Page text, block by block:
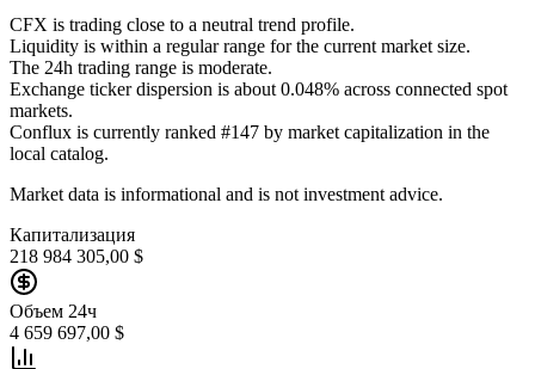
CFX is trading close to a neutral trend profile.
Liquidity is within a regular range for the current market size.
The 24h trading range is moderate.
Exchange ticker dispersion is about 0.048% across connected spot
markets.
Conflux is currently ranked #147 by market capitalization in the
local catalog.
Market data is informational and is not investment advice.
Капитализация
218 984 305,00 $
Объем 24ч
4 659 697,00 $